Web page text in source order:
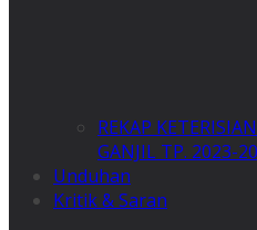
REKAP
GANJIL TP. 2023-
Unduhan
Kritik & Saran